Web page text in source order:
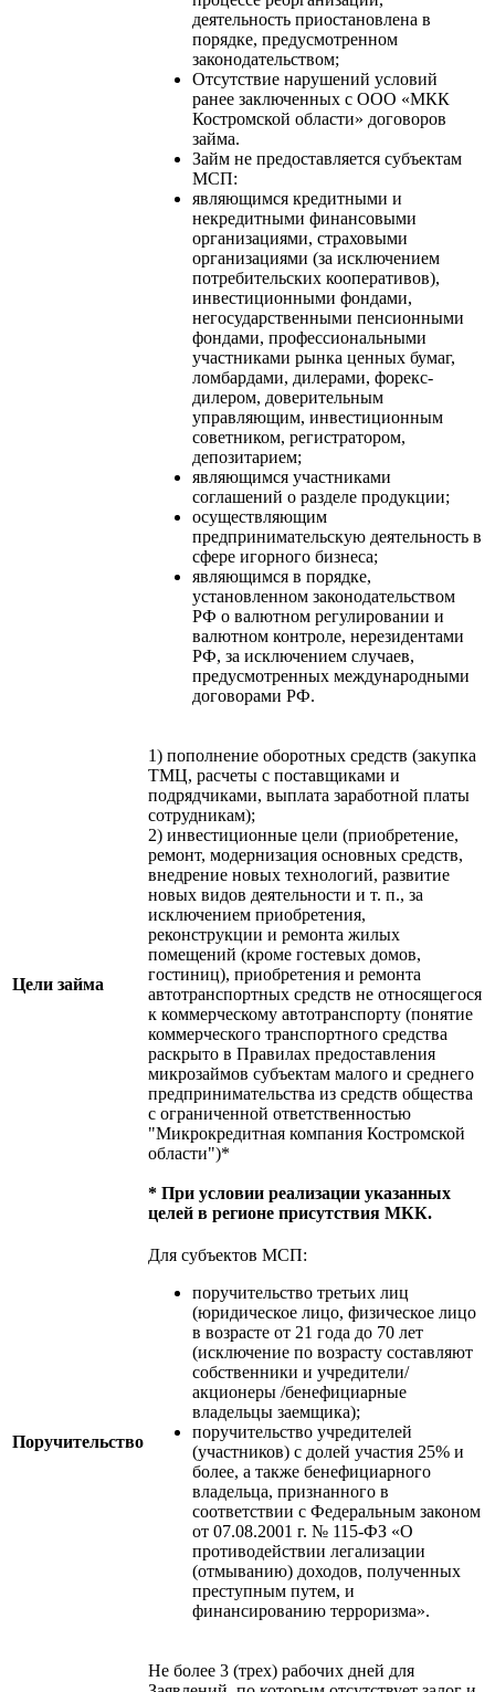
деятельность приостановлена в
порядке, предусмотренном
законодательством;
Отсутствие нарушений условий
ранее заключенных с ООО «МКК
Костромской области» договоров
займа.
Займ не предоставляется субъектам
МСП:
являющимся кредитными и
некредитными финансовыми
организациями, страховыми
организациями (за исключением
потребительских кооперативов),
инвестиционными фондами,
негосударственными пенсионными
фондами, профессиональными
участниками рынка ценных бумаг,
ломбардами, дилерами, форекс-
дилером, доверительным
управляющим, инвестиционным
советником, регистратором,
депозитарием;
являющимся участниками
соглашений о разделе продукции;
осуществляющим
предпринимательскую деятельность в
сфере игорного бизнеса;
являющимся в порядке,
установленном законодательством
РФ о валютном регулировании и
валютном контроле, нерезидентами
РФ, за исключением случаев,
предусмотренных международными
договорами РФ.
Цели займа
1) пополнение оборотных средств (закупка
ТМЦ, расчеты с поставщиками и
подрядчиками, выплата заработной платы
сотрудникам);
2) инвестиционные цели (приобретение,
ремонт, модернизация основных средств,
внедрение новых технологий, развитие
новых видов деятельности и т. п., за
исключением приобретения,
реконструкции и ремонта жилых
помещений (кроме гостевых домов,
гостиниц), приобретения и ремонта
автотранспортных средств не относящегося
к коммерческому автотранспорту (понятие
коммерческого транспортного средства
раскрыто в Правилах предоставления
микрозаймов субъектам малого и среднего
предпринимательства из средств общества
с ограниченной ответственностью
"Микрокредитная компания Костромской
области")*
* При условии реализации указанных
целей в регионе присутствия МКК.
Поручительство
Для субъектов МСП:
поручительство третьих лиц
(юридическое лицо, физическое лицо
в возрасте от 21 года до 70 лет
(исключение по возрасту составляют
собственники и учредители/
акционеры /бенефициарные
владельцы заемщика);
поручительство учредителей
(участников) с долей участия 25% и
более, а также бенефициарного
владельца, признанного в
соответствии с Федеральным законом
от 07.08.2001 г. № 115-ФЗ «О
противодействии легализации
(отмыванию) доходов, полученных
преступным путем, и
финансированию терроризма».
Не более 3 (трех) рабочих дней для